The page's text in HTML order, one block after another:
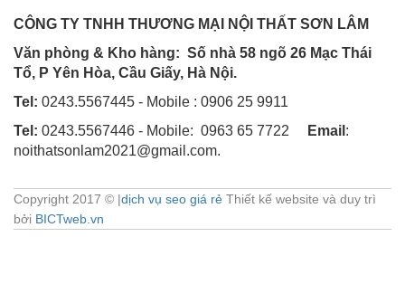
CÔNG TY TNHH THƯƠNG MẠI NỘI THẤT SƠN LÂM
Văn phòng & Kho hàng: Số nhà 58 ngõ 26 Mạc Thái
Tổ, P Yên Hòa, Cầu Giấy, Hà Nội.
Tel: 0243.5567445 - Mobile : 0906 25 9911
Tel: 0243.5567446 - Mobile: 0963 65 7722 Email :
noithatsonlam2021@gmail.com.
Copyright 2017 © |dịch vụ seo giá rẻ Thiết kế website và duy trì
bởi BICTweb.vn